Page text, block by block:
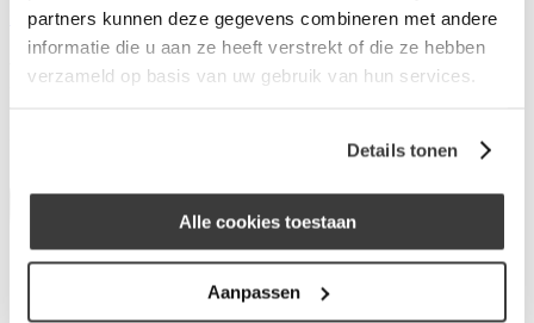
partners kunnen deze gegevens combineren met andere
informatie die u aan ze heeft verstrekt of die ze hebben
verzameld op basis van uw gebruik van hun services.
Details tonen
Alle cookies toestaan
Aanpassen
Inloggen
Finance@PMunnecom